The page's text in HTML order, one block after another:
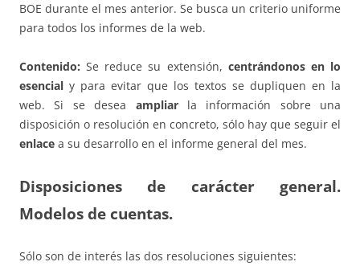
BOE durante el mes anterior. Se busca un criterio uniforme
para todos los informes de la web.
Contenido: Se reduce su extensión, centrándonos en lo
esencial y para evitar que los textos se dupliquen en la
web. Si se desea ampliarla información sobre una
disposición o resolución en concreto, sólo hay que seguir el
enlace a su desarrollo en el informe general del mes.
Disposiciones de carácter general.
Modelos de cuentas.
Sólo son de interés las dos resoluciones siguientes: